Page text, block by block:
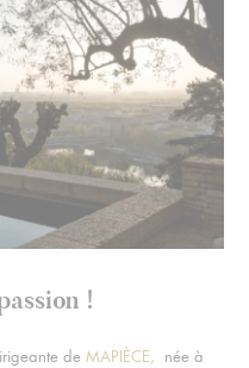
!
de MAPIÈCE, née à